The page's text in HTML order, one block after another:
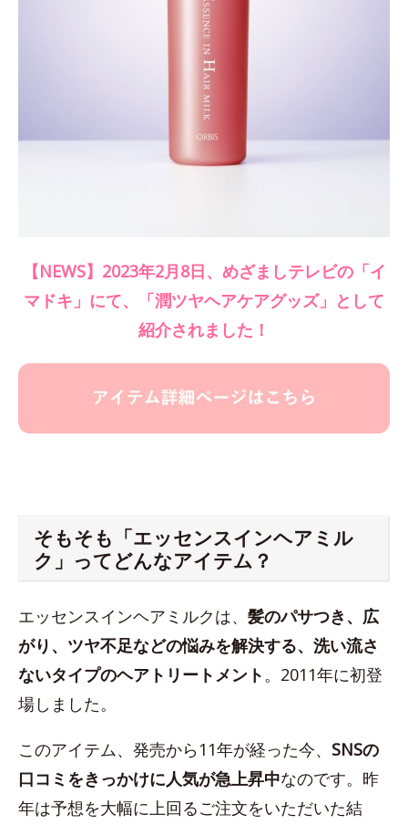
【NEWS】 2023年2月8日、めざましテレビの「イ
マドキ」にて、「潤ツヤヘアケアグッズ」として
紹介されました！
そもそも「エッセンスインヘアミル
ク」ってどんなアイテム？
エッセンスインヘアミルクは、 髪のパサつき、広
がり、ツヤ不足などの悩みを解決する、洗い流さ
ないタイプのヘアトリートメント。2011年に初登
場しました。
このアイテム、発売から11年が経った今、 SNSの
口コミをきっかけに人気が急上昇中なのです。昨
年は予想を大幅に上回るご注文をいただいた結